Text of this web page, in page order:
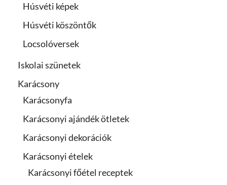
Húsvéti képek
Húsvéti köszöntők
Locsolóversek
Iskolai szünetek
Karácsony
Karácsonyfa
Karácsonyi ajándék ötletek
Karácsonyi dekorációk
Karácsonyi ételek
Karácsonyi főétel receptek